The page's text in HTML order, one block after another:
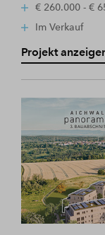
€ 260.000 - €
Im Verkauf
Projekt